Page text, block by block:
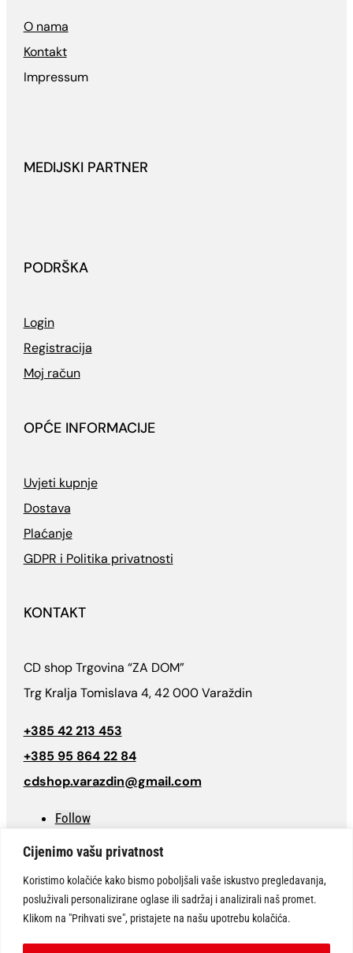
Cijenimo vašu privatnost
Koristimo kolačiće kako bismo poboljšali vaše iskustvo pregledavanja,
posluživali personalizirane oglase ili sadržaj i analizirali naš promet.
Klikom na "Prihvati sve", pristajete na našu upotrebu kolačića.
O nama
Kontakt
Impressum
MEDIJSKI PARTNER
PODRŠKA
Login
Registracija
Moj račun
OPĆE INFORMACIJE
Uvjeti kupnje
Dostava
Plaćanje
GDPR i Politika privatnosti
KONTAKT
CD shop Trgovina “ZA DOM”
Trg Kralja Tomislava 4, 42 000 Varaždin
+385 42 213 453
+385 95 864 22 84
cdshop.varazdin@gmail.com
Follow
© CD SHOP Varaždin “Trgovine za dom” 2026 | Sva prava pridržana.
Website design:
ARTCAT